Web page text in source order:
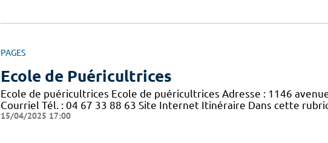
PAGES
Ecole de Puéricultrices
Ecole de puéricultrices Ecole de puéricultrices Adresse : 1146
Courriel Tél. : 04 67 33 88 63 Site Internet Itinéraire Dans cette
15/04/2025 17:00